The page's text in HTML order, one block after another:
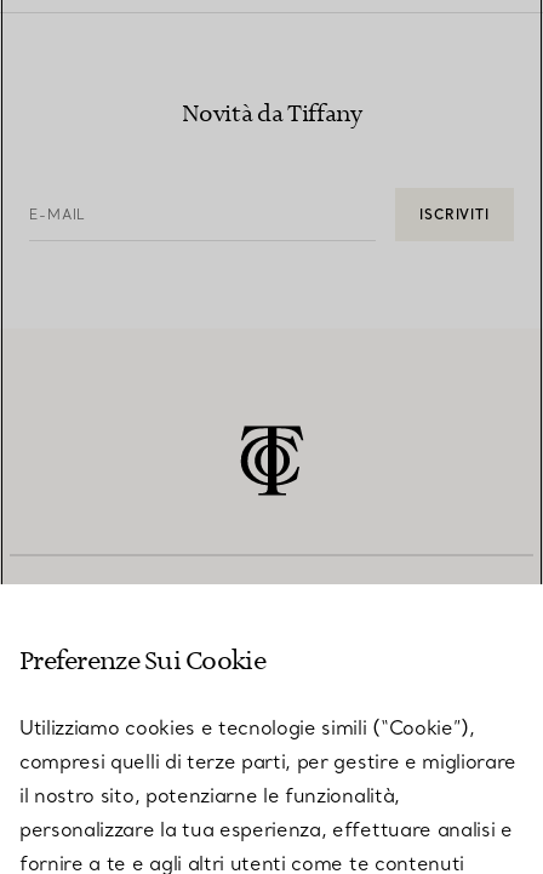
Novità da Tiffany
E-MAIL ISCRIVITI
SU TIFFANY & CO.
Preferenze Sui Cookie
Utilizziamo cookies e tecnologie simili (“Cookie”),
compresi quelli di terze parti, per gestire e migliorare
il nostro sito, potenziarne le funzionalità,
personalizzare la tua esperienza, effettuare analisi e
fornire a te e agli altri utenti come te contenuti